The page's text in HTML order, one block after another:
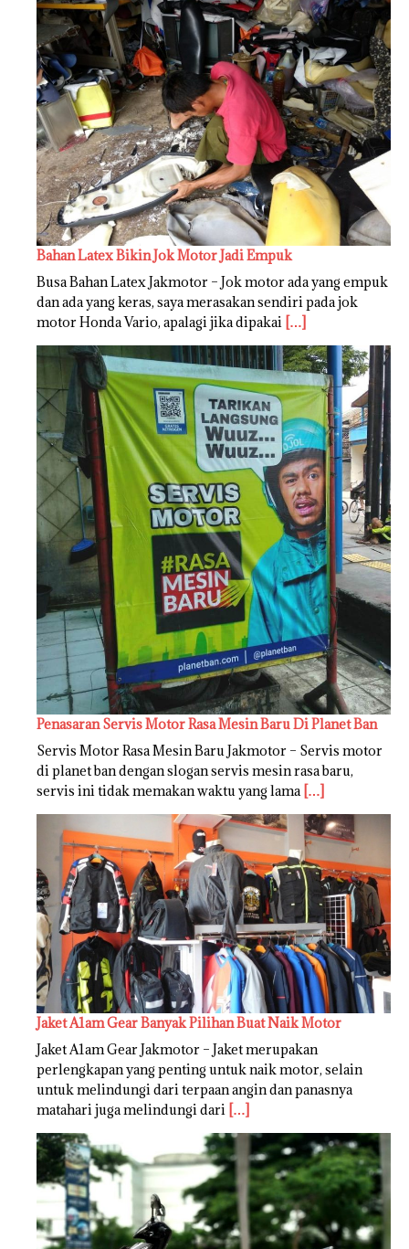
Bahan Latex Bikin Jok Motor Jadi Empuk
Busa Bahan Latex Jakmotor – Jok motor ada yang empuk
dan ada yang keras, saya merasakan sendiri pada jok
motor Honda Vario, apalagi jika dipakai […]
Penasaran Servis Motor Rasa Mesin Baru Di Planet Ban
Servis Motor Rasa Mesin Baru Jakmotor – Servis motor
di planet ban dengan slogan servis mesin rasa baru,
servis ini tidak memakan waktu yang lama […]
Jaket A1am Gear Banyak Pilihan Buat Naik Motor
Jaket A1am Gear Jakmotor – Jaket merupakan
perlengkapan yang penting untuk naik motor, selain
untuk melindungi dari terpaan angin dan panasnya
matahari juga melindungi dari […]